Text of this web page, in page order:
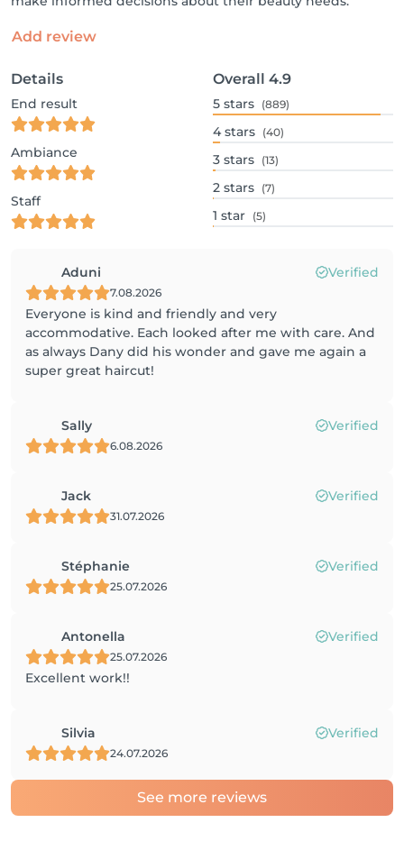
Add review
Details
End result
Ambiance
Staff
Overall 4.9
5 stars (889)
4 stars (40)
3 stars (13)
2 stars (7)
1 star (5)
Aduni Verified
7.08.2026
Everyone is kind and friendly and very
accommodative. Each looked after me with care. And
as always Dany did his wonder and gave me again a
super great haircut!
Sally Verified
6.08.2026
Jack Verified
31.07.2026
Stéphanie Verified
25.07.2026
Antonella Verified
25.07.2026
Excellent work!!
Silvia Verified
24.07.2026
See more reviews